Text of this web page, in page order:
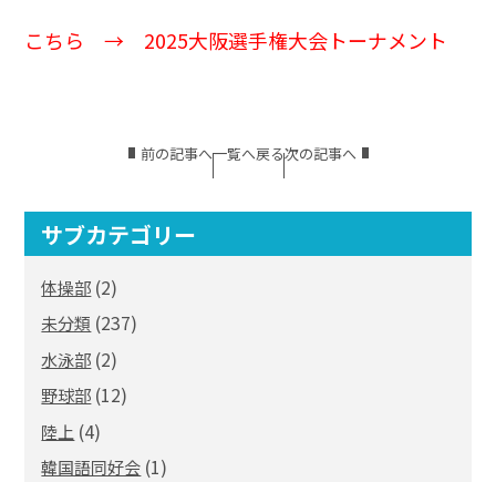
こちら → 2025大阪選手権大会トーナメント
前の記事へ一覧へ戻る次の記事へ
サブカテゴリー
体操部 (2)
未分類 (237)
水泳部 (2)
野球部 (12)
陸上 (4)
韓国語同好会 (1)